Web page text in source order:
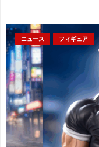
ニュース フィギュア